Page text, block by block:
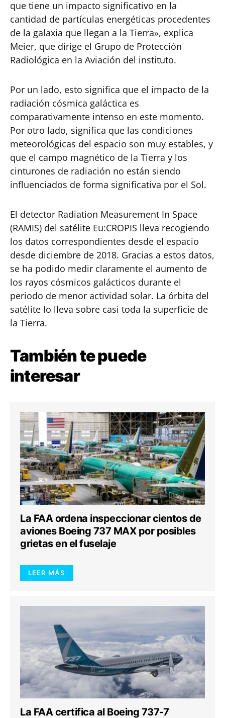
que tiene un impacto significativo en la
cantidad de partículas energéticas procedentes
de la galaxia que llegan a la Tierra», explica
Meier, que dirige el Grupo de Protección
Radiológica en la Aviación del instituto.
Por un lado, esto significa que el impacto de la
radiación cósmica galáctica es
comparativamente intenso en este momento.
Por otro lado, significa que las condiciones
meteorológicas del espacio son muy estables, y
que el campo magnético de la Tierra y los
cinturones de radiación no están siendo
influenciados de forma significativa por el Sol.
El detector Radiation Measurement In Space
(RAMIS) del satélite Eu:CROPIS lleva recogiendo
los datos correspondientes desde el espacio
desde diciembre de 2018. Gracias a estos datos,
se ha podido medir claramente el aumento de
los rayos cósmicos galácticos durante el
periodo de menor actividad solar. La órbita del
satélite lo lleva sobre casi toda la superficie de
la Tierra.
También te puede
interesar
La FAA ordena inspeccionar cientos de
aviones Boeing 737 MAX por posibles
grietas en el fuselaje
LEER MÁS
La FAA certifica al Boeing 737-7